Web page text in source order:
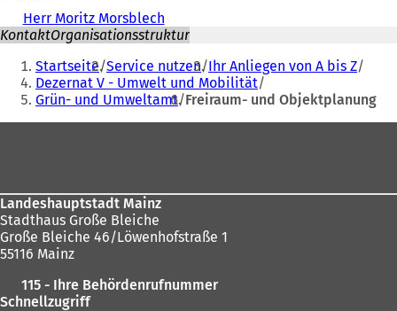
Herr Moritz Morsblech
KontaktOrganisationsstruktur
Sie
befinden
sich
hier:
Startseite Service nutzen Ihr Anliegen von A bis Z
Dezernat V - Umwelt und Mobilität
Grün- und Umweltamt Freiraum- und Objektplanung
Landeshauptstadt Mainz
Stadthaus Große Bleiche
Große Bleiche 46/Löwenhofstraße 1
55116 Mainz
115 - Ihre Behördenrufnummer
Schnellzugriff